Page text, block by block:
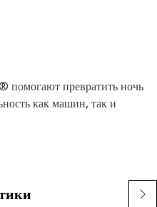
помогают превратить ночь
как машин, так и
так и малых машин